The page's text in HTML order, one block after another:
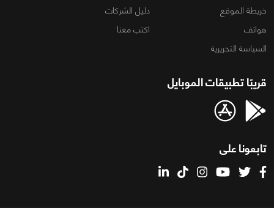
خريطة الموقع
دليل الشركات
هواتف
اكتب معنا
السياسة التحريرية
قريبًا تطبيقات الموبايل
تابعونا على